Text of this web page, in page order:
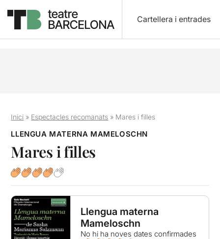
Cartellera i entrades
Inici » Espectacles recomanats » Mares i filles
LLENGUA MATERNA MAMELOSCHN
Mares i filles
Llengua materna
Mameloschn
No hi ha noves dates confirmades